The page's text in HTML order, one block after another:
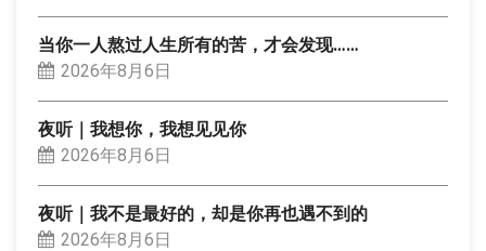
当你一人熬过人生所有的苦，才会发现……
2026年8月6日
夜听｜我想你，我想见见你
2026年8月6日
夜听｜我不是最好的，却是你再也遇不到的
2026年8月6日